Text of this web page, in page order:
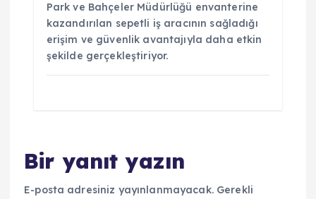
Park ve Bahçeler Müdürlüğü envanterine
kazandırılan sepetli iş aracının sağladığı
erişim ve güvenlik avantajıyla daha etkin
şekilde gerçekleştiriyor.
Bir yanıt yazın
E-posta adresiniz yayınlanmayacak. Gerekli